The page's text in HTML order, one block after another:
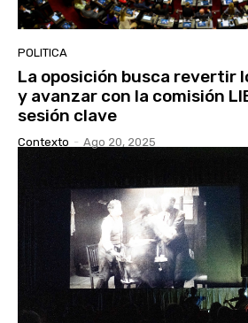
POLITICA
La oposición busca revertir
y avanzar con la comisión
sesión clave
Contexto - Ago 20, 2025